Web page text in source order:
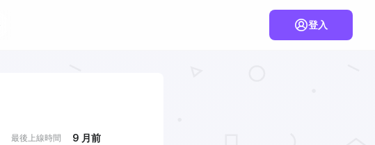
登入
最後上線時間 9 月前